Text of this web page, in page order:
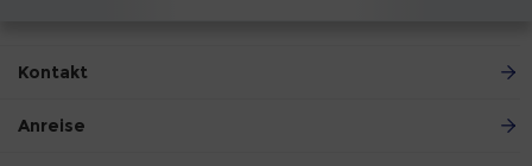
Kontakt
Anreise